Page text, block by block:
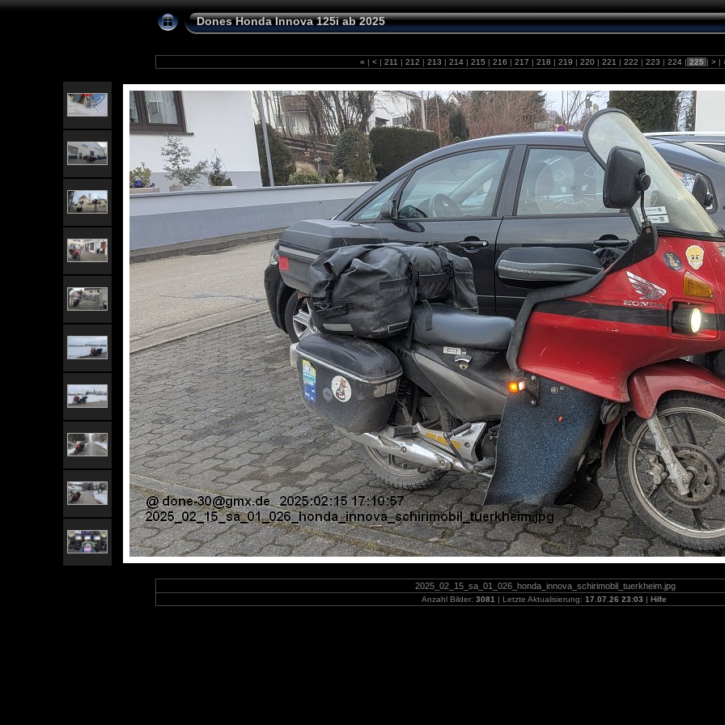
Dones Honda Innova 125i ab 2025
« | < | 211 | 212 | 213 | 214 | 215 | 216 | 217 | 218 | 219 | 220 | 221 | 222 | 223 | 224 | 225 | > |
2025_02_15_sa_01_026_honda_innova_schirimobil_tuerkheim.jpg
Anzahl Bilder: 3081 | Letzte Aktualisierung: 17.07.26 23:03 | Hilfe